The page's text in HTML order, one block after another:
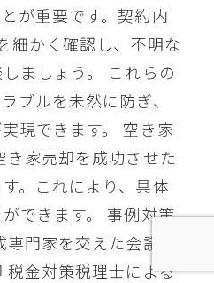
が重要です。契約内
細かく確認し、不明な
ましょう。 これらの
ブルを未然に防ぎ、
現できます。 空き家
家売却を成功させた
。これにより、具体
できます。 事例対策
門家を交えた会議全
税金対策税理士による